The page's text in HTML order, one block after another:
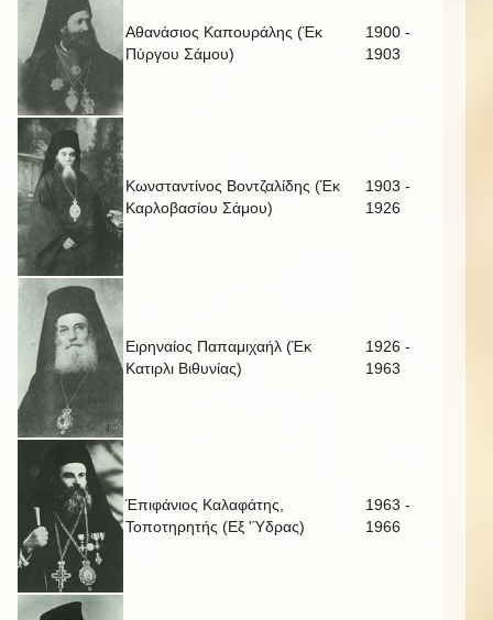
Αθανάσιος Καπουράλης (Έκ
Πύργου Σάμου)
1900 -
1903
Κωνσταντίνος Βοντζαλίδης (Έκ
Καρλοβασίου Σάμου)
1903 -
1926
Ειρηναίος Παπαμιχαήλ (Έκ
Κατιρλι Βιθυνίας)
1926 -
1963
Έπιφάνιος Καλαφάτης,
Τοποτηρητής (Εξ 'Ύδρας)
1963 -
1966